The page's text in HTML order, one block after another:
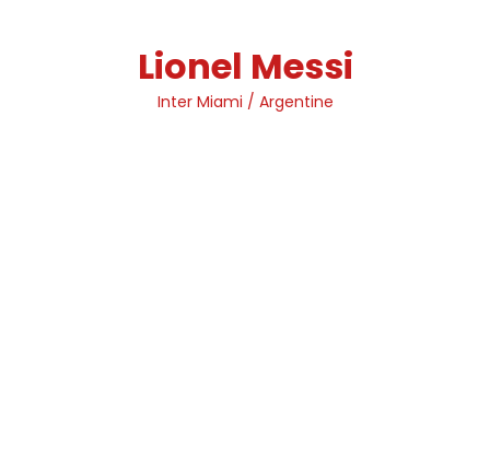
Lionel Messi
Inter Miami / Argentine